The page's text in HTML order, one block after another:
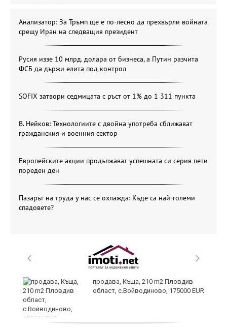
Анализатор: За Тръмп ще е по-лесно да прехвърли войната
срещу Иран на следващия президент
Русия иззе 10 млрд. долара от бизнеса, а Путин разчита
ФСБ да държи елита под контрол
SOFIX затвори седмицата с ръст от 1% до 1 311 пункта
В. Нейков: Технологиите с двойна употреба сближават
гражданския и военния сектор
Европейските акции продължават успешната си серия пети
пореден ден
Пазарът на труда у нас се охлажда: Къде са най-големи
спадовете?
продава, Къща, 210 m2 Пловдив
област, с.Войводиново, 175000 EUR